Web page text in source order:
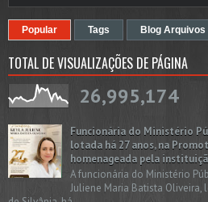
Popular Tags Blog Arquivos
TOTAL DE VISUALIZAÇÕES DE PÁGINA
26,995,174
Funcionária do Ministério
lotada há 27 anos, na
homenageada pela
A funcionária do Ministério
Juliene Maria Batista